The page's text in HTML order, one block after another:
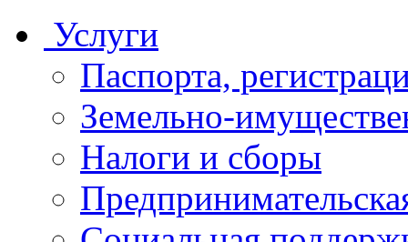
Услуги
Паспорта,
Земельно-
Налоги и сборы